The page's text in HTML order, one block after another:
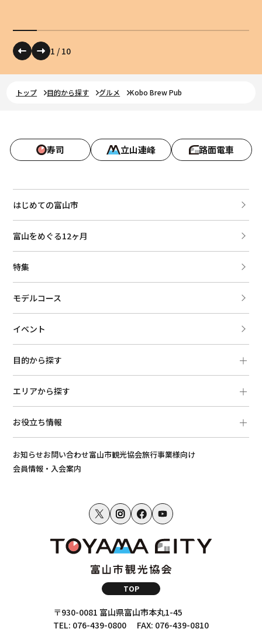
1 / 10
トップ 目的から探す グルメ Kobo Brew Pub
寿司 立山連峰 路面電車
はじめての富山市
富山をめぐる12ヶ月
特集
モデルコース
イベント
目的から探す
エリアから探す
お役立ち情報
お知らせお問い合わせ富山市観光協会旅行事業様向け
会員情報・入会案内
TOP
〒930-0081 富山県富山市本丸1-45
TEL: 076-439-0800
FAX: 076-439-0810